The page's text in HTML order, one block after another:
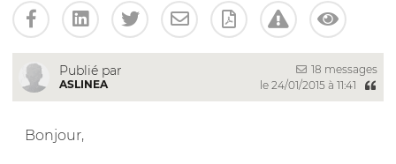
Publié par
ASLINEA
18 messages
le 24/01/2015 à 11:41
Bonjour,